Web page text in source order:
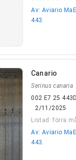
Av: Aviario
443.
Canario
Serinus canaria
002 E7 25 443D
2/11/2025
Listad: förra
Av: Aviario
443.